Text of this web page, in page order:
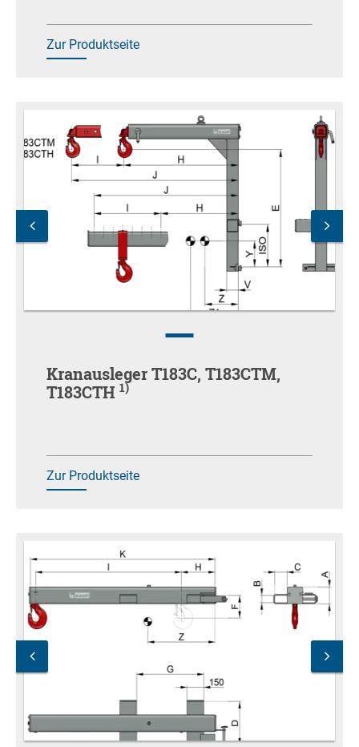
Zur Produktseite
Kranausleger T183C, T183CTM,
T183CTH 1)
Zur Produktseite